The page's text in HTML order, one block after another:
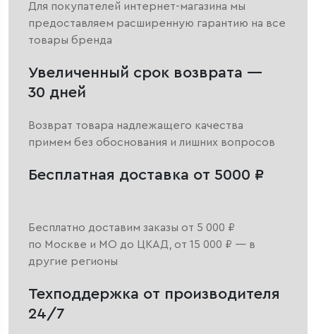
Для покупателей интернет-магазина мы
предоставляем расширенную гарантию на все
товары бренда
Увеличенный срок возврата —
30 дней
Возврат товара надлежащего качества
примем без обоснования и лишних вопросов
Бесплатная доставка от 5000 ₽
Бесплатно доставим заказы от 5 000 ₽
по Москве и МО до ЦКАД, от 15 000 ₽ — в
другие регионы
Техподдержка от производителя
24/7